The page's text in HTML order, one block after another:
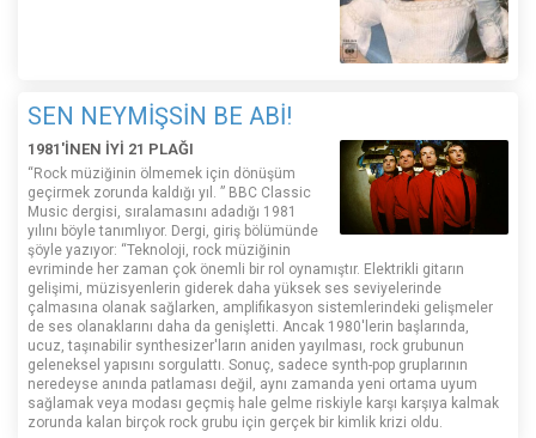
SEN NEYMİŞSİN BE ABİ!
1981'İNEN İYİ 21 PLAĞI
“Rock müziğinin ölmemek için dönüşüm
geçirmek zorunda kaldığı yıl. ” BBC Classic
Music dergisi, sıralamasını adadığı 1981
yılını böyle tanımlıyor. Dergi, giriş bölümünde
şöyle yazıyor: “Teknoloji, rock müziğinin
evriminde her zaman çok önemli bir rol oynamıştır. Elektrikli gitarın
gelişimi, müzisyenlerin giderek daha yüksek ses seviyelerinde
çalmasına olanak sağlarken, amplifikasyon sistemlerindeki gelişmeler
de ses olanaklarını daha da genişletti. Ancak 1980'lerin başlarında,
ucuz, taşınabilir synthesizer'ların aniden yayılması, rock grubunun
geleneksel yapısını sorgulattı. Sonuç, sadece synth-pop gruplarının
neredeyse anında patlaması değil, aynı zamanda yeni ortama uyum
sağlamak veya modası geçmiş hale gelme riskiyle karşı karşıya kalmak
zorunda kalan birçok rock grubu için gerçek bir kimlik krizi oldu.